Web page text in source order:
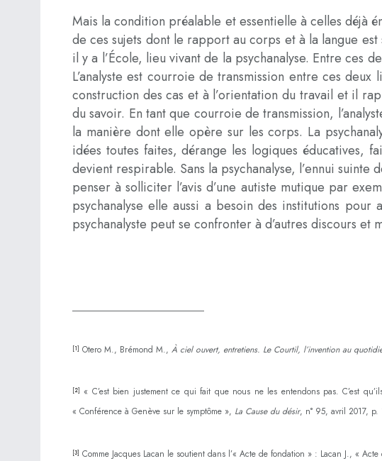
Mais la condition préalable et essentielle à celles déjà
de ces sujets dont le rapport au corps et à la langue
il y a l’École, lieu vivant de la psychanalyse. Entre ces
L’analyste est courroie de transmission entre ces
construction des cas et à l’orientation du travail et il
du savoir. En tant que courroie de transmission,
la manière dont elle opère sur les corps. La
idées toutes faites, dérange les logiques éducatives,
devient respirable. Sans la psychanalyse, l’ennui suinte
penser à solliciter l’avis d’une autiste mutique par
psychanalyse elle aussi a besoin des institutions
psychanalyste peut se confronter à d’autres discours
[1] Otero M., Brémond M., À ciel ouvert, entretiens. Le Courtil, l’invention au
[2]
« C’est bien justement ce qui fait que nous ne les entendons pas. C’est
« Conférence à Genève sur le symptôme », La Cause du désir, n° 95, avril 2017, p.
[3] Comme Jacques Lacan le soutient dans l’« Acte de fondation » : Lacan J., «